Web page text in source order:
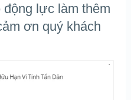
động lực làm thêm
ơn quý khách